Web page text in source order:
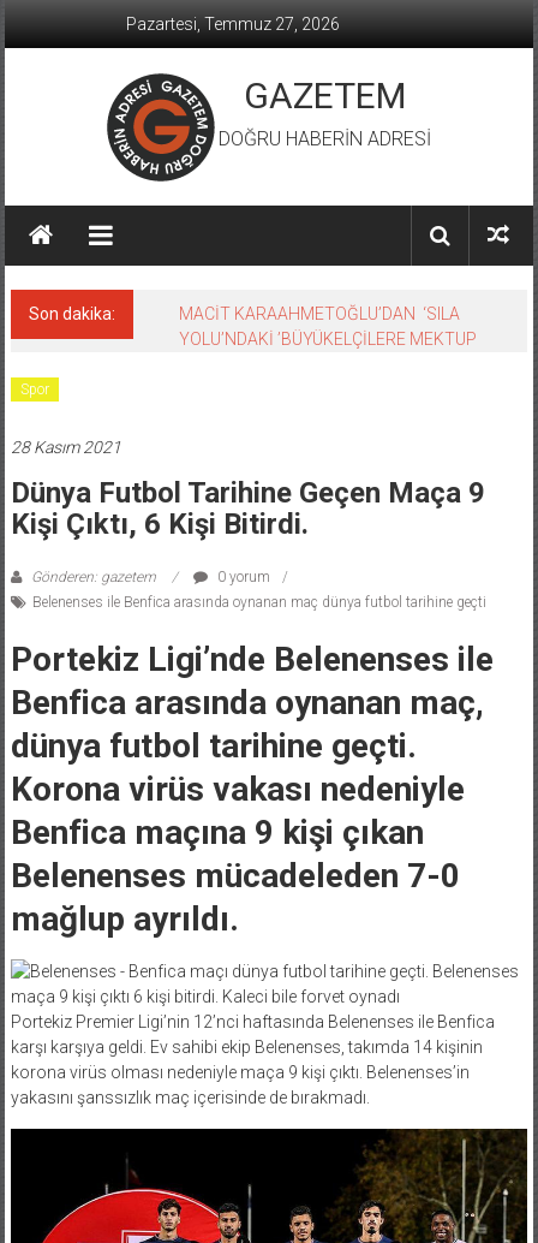
Pazartesi, Temmuz 27, 2026
GAZETEM
DOĞRU HABERİN ADRESİ
Son dakika:
MACİT KARAAHMETOĞLU’DAN ‘SILA
YOLU’NDAKİ ’BÜYÜKELÇİLERE MEKTUP
Spor
28 Kasım 2021
Dünya Futbol Tarihine Geçen Maça 9
Kişi Çıktı, 6 Kişi Bitirdi.
Gönderen: gazetem
0 yorum
Belenenses ile Benfica arasında oynanan maç dünya futbol tarihine geçti
Portekiz Ligi’nde Belenenses ile
Benfica arasında oynanan maç,
dünya futbol tarihine geçti.
Korona virüs vakası nedeniyle
Benfica maçına 9 kişi çıkan
Belenenses mücadeleden 7-0
mağlup ayrıldı.
Portekiz Premier Ligi’nin 12’nci haftasında Belenenses ile Benfica
karşı karşıya geldi. Ev sahibi ekip Belenenses, takımda 14 kişinin
korona virüs olması nedeniyle maça 9 kişi çıktı. Belenenses’in
yakasını şanssızlık maç içerisinde de bırakmadı.